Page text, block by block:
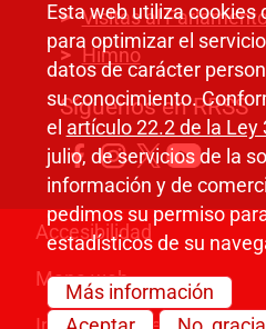
Visitas al
Himno
Síguenos en RRSS
Pie de página
Accesibilidad
Mapa web
Esta web utiliza cookies
para optimizar el
datos de carácter
su conocimiento.
el artículo 22.2 de la Ley
julio, de servicios de la
información y de
pedimos su permiso
estadísticos de su
Más información